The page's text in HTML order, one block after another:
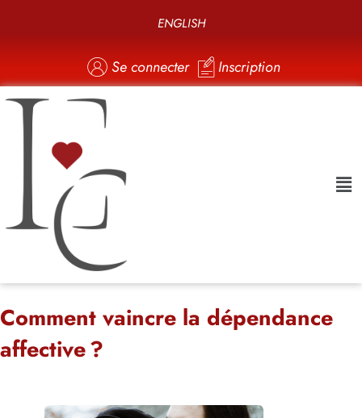
ENGLISH
Se connecter Inscription
Comment vaincre la dépendance
affective ?